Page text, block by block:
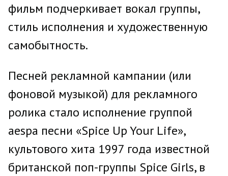
фильм подчеркивает вокал группы,
стиль исполнения и художественную
самобытность.
Песней рекламной кампании (или
фоновой музыкой) для рекламного
ролика стало исполнение группой
aespa песни «Spice Up Your Life»,
культового хита 1997 года известной
британской поп-группы Spice Girls, в